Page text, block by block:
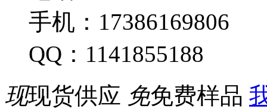
手机：17386169806
QQ：1141855188
现现货供应 免免费样品